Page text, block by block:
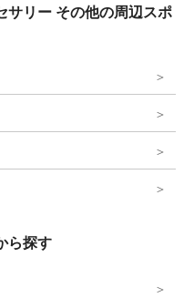
サリー その他の周辺スポ
ら探す